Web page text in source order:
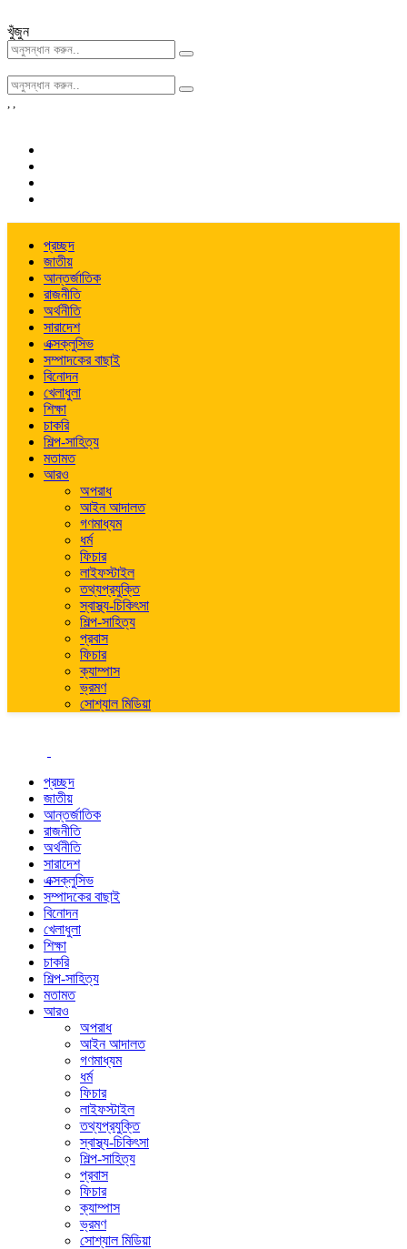
খুঁজুন
, ,
প্রচ্ছদ
জাতীয়
আন্তর্জাতিক
রাজনীতি
অর্থনীতি
সারাদেশ
এক্সক্লুসিভ
সম্পাদকের বাছাই
বিনোদন
খেলাধুলা
শিক্ষা
চাকরি
শিল্প-সাহিত্য
মতামত
আরও
অপরাধ
আইন আদালত
গণমাধ্যম
ধর্ম
ফিচার
লাইফস্টাইল
তথ্যপ্রযুক্তি
স্বাস্থ্য-চিকিৎসা
শিল্প-সাহিত্য
প্রবাস
ফিচার
ক্যাম্পাস
ভ্রমণ
সোশ্যাল মিডিয়া
প্রচ্ছদ
জাতীয়
আন্তর্জাতিক
রাজনীতি
অর্থনীতি
সারাদেশ
এক্সক্লুসিভ
সম্পাদকের বাছাই
বিনোদন
খেলাধুলা
শিক্ষা
চাকরি
শিল্প-সাহিত্য
মতামত
আরও
অপরাধ
আইন আদালত
গণমাধ্যম
ধর্ম
ফিচার
লাইফস্টাইল
তথ্যপ্রযুক্তি
স্বাস্থ্য-চিকিৎসা
শিল্প-সাহিত্য
প্রবাস
ফিচার
ক্যাম্পাস
ভ্রমণ
সোশ্যাল মিডিয়া